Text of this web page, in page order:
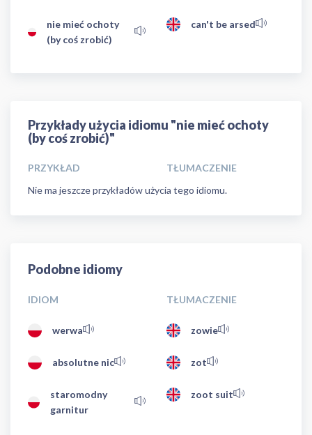
nie mieć ochoty
(by coś zrobić)
can't be arsed
Przykłady użycia idiomu "nie mieć ochoty
(by coś zrobić)"
PRZYKŁAD
TŁUMACZENIE
Nie ma jeszcze przykładów użycia tego idiomu.
Podobne idiomy
IDIOM TŁUMACZENIE
werwa zowie
absolutne nic zot
staromodny
garnitur
zoot suit